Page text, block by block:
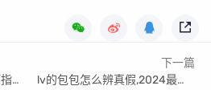
】
下一篇
lv的包包怎么辨真假,2024最新答案来了